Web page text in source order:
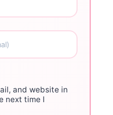
and website in
next time I